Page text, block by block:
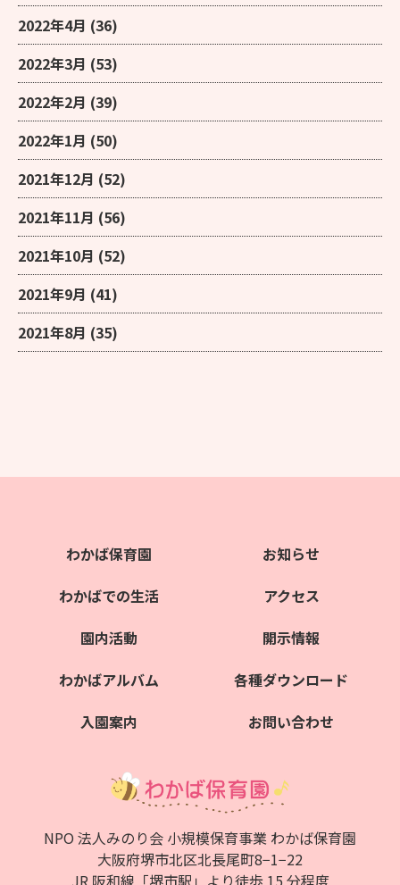
2022年4月 (36)
2022年3月 (53)
2022年2月 (39)
2022年1月 (50)
2021年12月 (52)
2021年11月 (56)
2021年10月 (52)
2021年9月 (41)
2021年8月 (35)
わかば保育園
わかばでの生活
園内活動
わかばアルバム
入園案内
お知らせ
アクセス
開示情報
各種ダウンロード
お問い合わせ
NPO 法人みのり会 小規模保育事業 わかば保育園
大阪府堺市北区北⻑尾町8−1−22
JR 阪和線「堺市駅」より徒歩 15 分程度